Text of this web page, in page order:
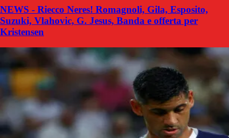
NEWS - Riecco Neres! Romagnoli, Gila, Esposito,
Suzuki, Vlahovic, G. Jesus, Banda e offerta per
Kristensen